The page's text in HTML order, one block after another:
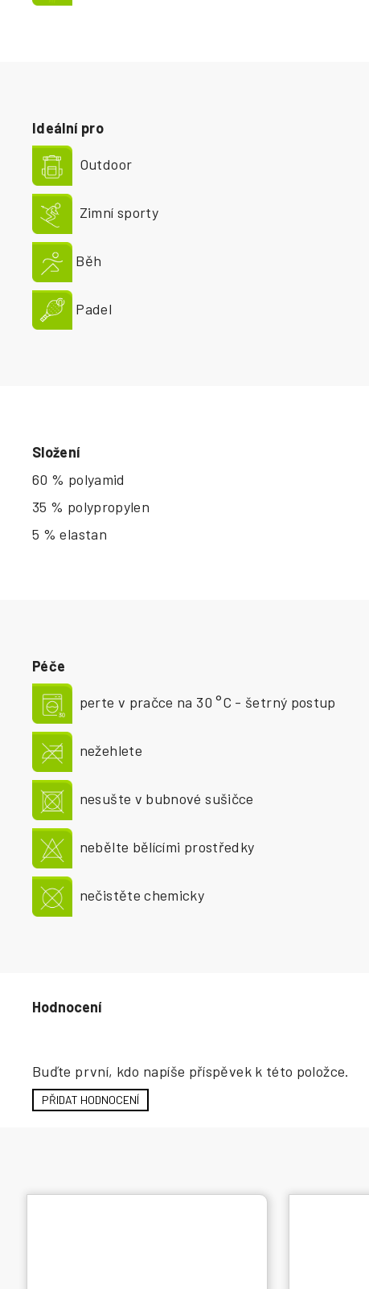
Buďte první, kdo napíše příspěvek k této položce.
PŘIDAT HODNOCENÍ
Péče
perte v pračce na 30 °C - šetrný postup
nežehlete
nesušte v bubnové sušičce
nebělte bělícími prostředky
nečistěte chemicky
Složení
60 % polyamid
35 % polypropylen
5 % elastan
Ideální pro
Outdoor
Zimní sporty
Běh
Padel